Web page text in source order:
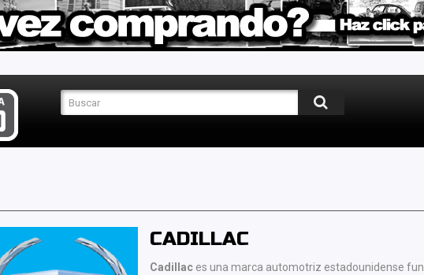
CADILLAC
Cadillaces una marca automotriz estadounidense